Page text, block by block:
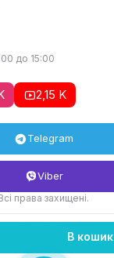
до 15:00
2,15 K
Telegram
Viber
права захищені.
товару
В кошик